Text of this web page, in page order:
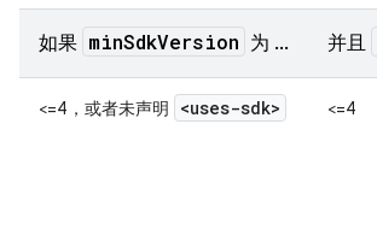
如果 minSdkVersion 为 ... 并且
<=4，或者未声明 <uses-sdk> <=4